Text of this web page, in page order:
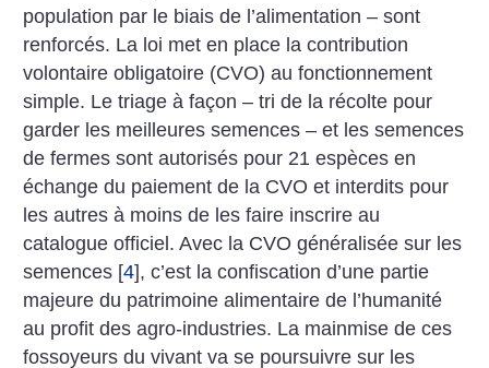
population par le biais de l’alimentation – sont
renforcés. La loi met en place la contribution
volontaire obligatoire (CVO) au fonctionnement
simple. Le triage à façon – tri de la récolte pour
garder les meilleures semences – et les semences
de fermes sont autorisés pour 21 espèces en
échange du paiement de la CVO et interdits pour
les autres à moins de les faire inscrire au
catalogue officiel. Avec la CVO généralisée sur les
semences [4], c’est la confiscation d’une partie
majeure du patrimoine alimentaire de l’humanité
au profit des agro-industries. La mainmise de ces
fossoyeurs du vivant va se poursuivre sur les